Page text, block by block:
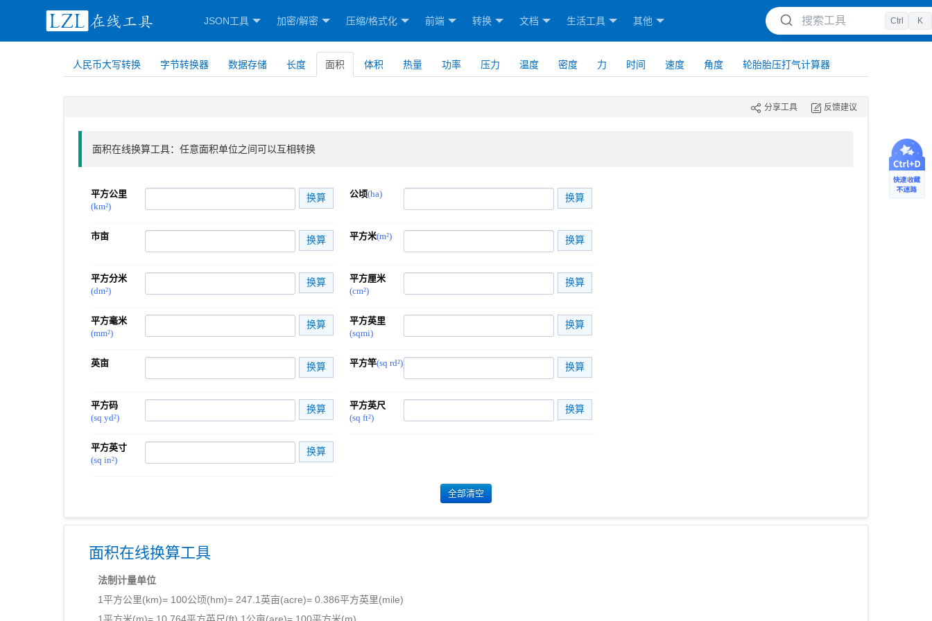
JSON工具 加密/解密 压缩/格式化 前端 转换 文档 生活工具 其他 搜索工具 Ctrl K
人民币大写转换 字节转换器 数据存储 长度 面积 体积 热量 功率 压力 温度 密度 力 时间 速度 角度 轮胎胎压打气计算器
分享工具 反馈建议
面积在线换算工具：任意面积单位之间可以互相转换
平方公里
(km²)
公顷(ha)
市亩 平方米(m²)
平方分米
(dm²)
平方厘米
(cm²)
平方毫米
(mm²)
平方英里
(sqmi)
英亩 平方竿(sq rd²)
平方码
(sq yd²)
平方英尺
(sq ft²)
平方英寸
(sq in²)
面积在线换算工具
法制计量单位
1平方公里(km)= 100公顷(hm)= 247.1英亩(acre)= 0.386平方英里(mile)